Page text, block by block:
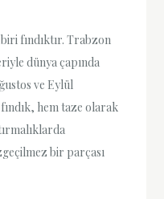
fındıktır. Trabzon
dünya çapında
ve Eylül
hem taze olarak
bir parçası